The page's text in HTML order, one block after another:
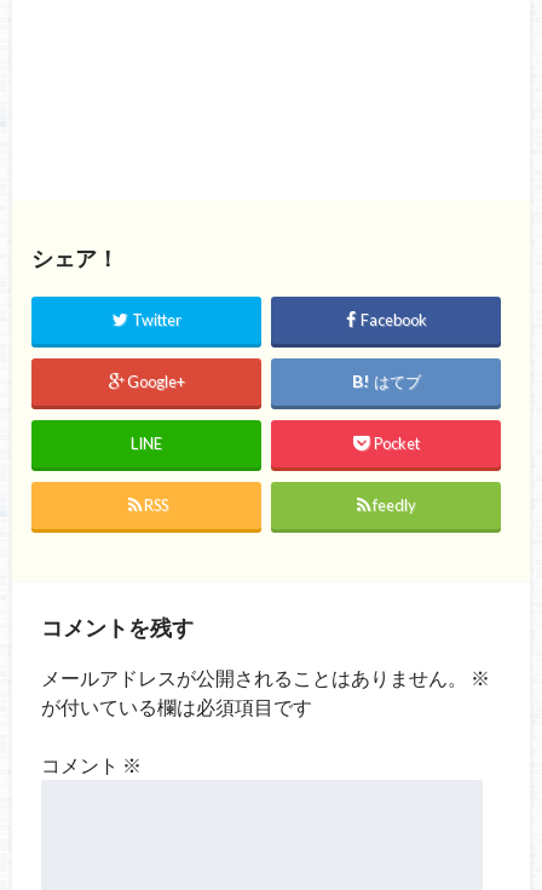
シェア！
Twitter Facebook
Google+ はてブ
LINE Pocket
RSS feedly
コメントを残す
メールアドレスが公開されることはありません。
※
が付いている欄は必須項目です
コメント ※